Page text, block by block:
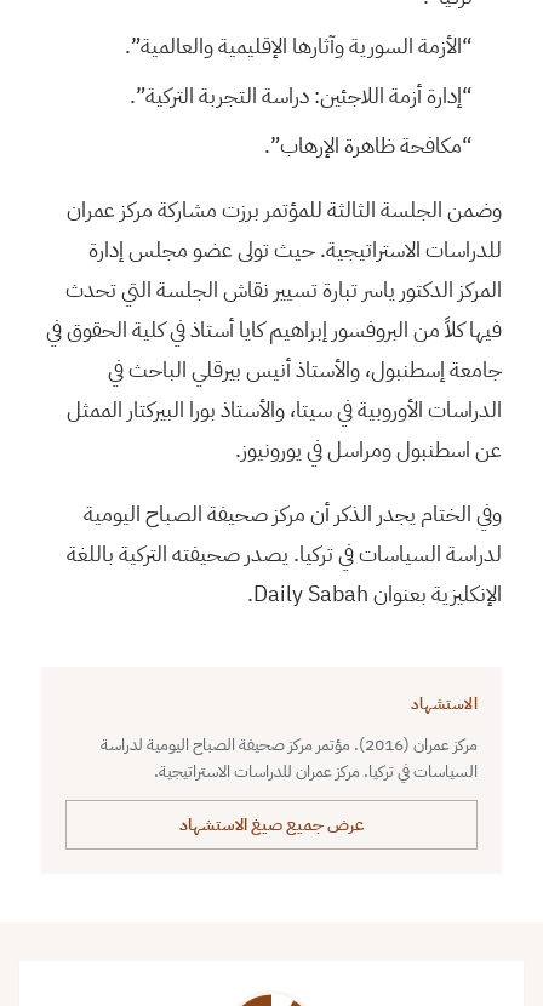
“الأزمة السورية وآثارها الإقليمية والعالمية”.
“إدارة أزمة اللاجئين: دراسة التجربة التركية”.
“مكافحة ظاهرة الإرهاب”.
وضمن الجلسة الثالثة للمؤتمر برزت مشاركة مركز عمران
للدراسات الاستراتيجية. حيث تولى عضو مجلس إدارة
المركز الدكتور ياسر تبارة تسيير نقاش الجلسة التي تحدث
فيها كلاً من البروفسور إبراهيم كايا أستاذ في كلية الحقوق في
جامعة إسطنبول، والأستاذ أنيس بيرقلي الباحث في
الدراسات الأوروبية في سيتا، والأستاذ بورا البيركتار الممثل
عن اسطنبول ومراسل في يورونيوز.
وفي الختام يجدر الذكر أن مركز صحيفة الصباح اليومية
لدراسة السياسات في تركيا. يصدر صحيفته التركية باللغة
الإنكليزية بعنوان Daily Sabah.
الاستشهاد
مركز عمران (2016). مؤتمر مركز صحيفة الصباح اليومية لدراسة
السياسات في تركيا. مركز عمران للدراسات الاستراتيجية.
عرض جميع صيغ الاستشهاد